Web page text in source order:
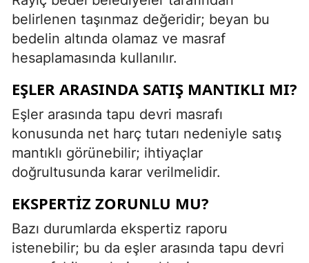
belirlenen taşınmaz değeridir; beyan bu
bedelin altında olamaz ve masraf
hesaplamasında kullanılır.
EŞLER ARASINDA SATIŞ MANTIKLI MI?
Eşler arasında tapu devri masrafı
konusunda net harç tutarı nedeniyle satış
mantıklı görünebilir; ihtiyaçlar
doğrultusunda karar verilmelidir.
EKSPERTIZ ZORUNLU MU?
Bazı durumlarda ekspertiz raporu
istenebilir; bu da eşler arasında tapu devri